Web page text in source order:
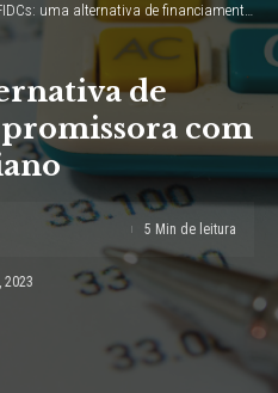
uma alternativa de financiamento promissora com Rodrigo Balassiano
de
com
2023
5 Min de leitura